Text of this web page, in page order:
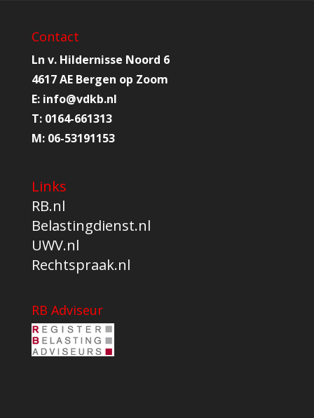
Contact
Ln v. Hildernisse Noord 6
4617 AE Bergen op Zoom
E: info@vdkb.nl
T: 0164-661313
M: 06-53191153
Links
RB.nl
Belastingdienst.nl
UWV.nl
Rechtspraak.nl
RB Adviseur